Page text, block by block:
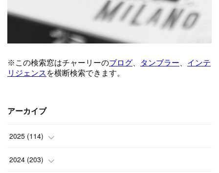
アーカイブ
2025 (114)
(1)
2024 (203)